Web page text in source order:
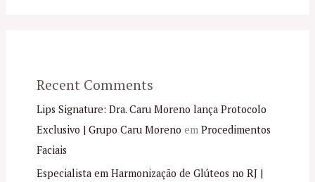
Recent Comments
Lips Signature: Dra. Caru Moreno lança Protocolo
Exclusivo | Grupo Caru Moreno em Procedimentos
Faciais
Especialista em Harmonização de Glúteos no RJ |